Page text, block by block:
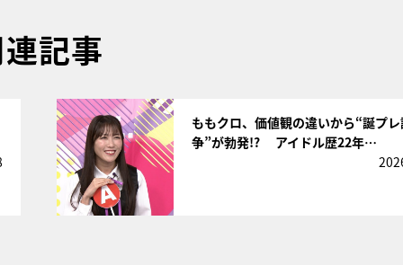
記事
ももクロ、価値観の違いから“誕プ
争”が勃発!? アイドル歴22年…